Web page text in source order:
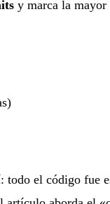
y marca la mayor
todo el código fue